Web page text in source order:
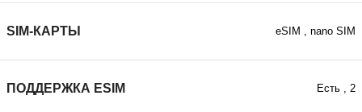
SIM-КАРТЫ eSIM , nano SIM
ПОДДЕРЖКА ESIM Есть , 2